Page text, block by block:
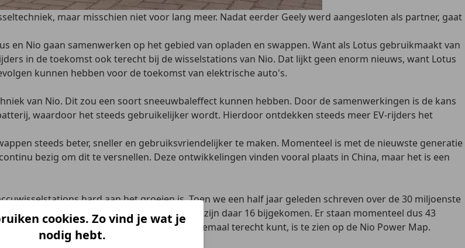
cookies. Zo vind je wat je
nodig hebt.
maar misschien niet voor lang meer. Nadat eerder Geely werd aangesloten als partner, gaat
en Nio gaan samenwerken op het gebied van opladen en swappen. Want als Lotus gebruikmaakt van
in de toekomst ook terecht bij de wisselstations van Nio. Dat lijkt geen enorm nieuws, want Lotus
kunnen hebben voor de toekomst van elektrische auto's.
van Nio. Dit zou een soort sneeuwbaleffect kunnen hebben. Door de samenwerkingen is de kans
waardoor het steeds gebruikelijker wordt. Hierdoor ontdekken steeds meer EV-rijders het
steeds beter, sneller en gebruiksvriendelijker te maken. Momenteel is met de nieuwste generatie
bezig om dit te versnellen. Deze ontwikkelingen vinden vooral plaats in China, maar het is een
hard aan het groeien is. Toen we een half jaar geleden schreven over de 30 miljoenste
Swap Stations in Europa. In de tussentijd zijn daar 16 bijgekomen. Er staan momenteel dus 43
Zweden en Nederland. Waar je allemaal terecht kunt, is te zien op de Nio Power Map.